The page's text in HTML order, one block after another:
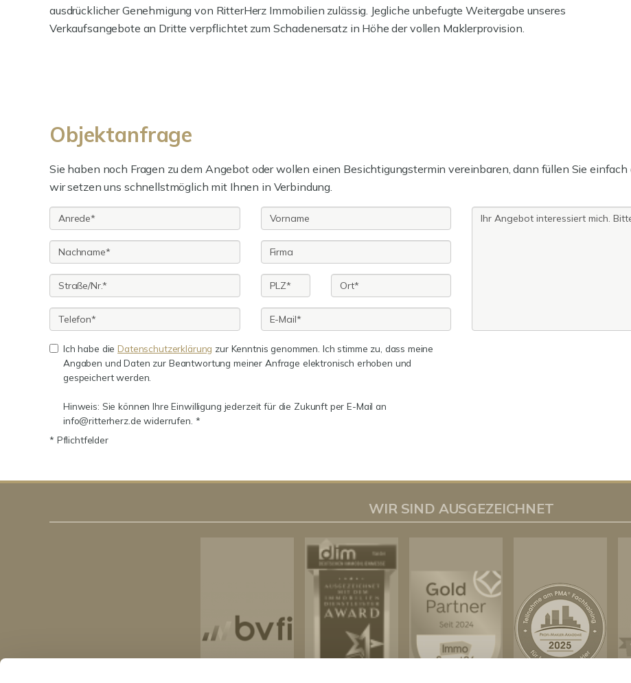
ausdrücklicher Genehmigung von RitterHerz Immobilien zulässig. Jegliche unbefugte Weitergabe unseres
Verkaufsangebote an Dritte verpflichtet zum Schadenersatz in Höhe der vollen Maklerprovision.
Objektanfrage
Sie haben noch Fragen zu dem Angebot oder wollen einen Besichtigungstermin vereinbaren, dann füllen Sie
wir setzen uns schnellstmöglich mit Ihnen in Verbindung.
Ich habe die Datenschutzerklärung zur Kenntnis genommen. Ich stimme zu, dass meine
Angaben und Daten zur Beantwortung meiner Anfrage elektronisch erhoben und
gespeichert werden.
Hinweis: Sie können Ihre Einwilligung jederzeit für die Zukunft per E-Mail an
info@ritterherz.de widerrufen. *
* Pflichtfelder
WIR SIND AUSGEZEICHNET